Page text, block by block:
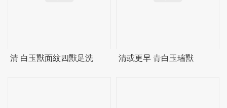
清 白玉獸面紋四獸足洗 清或更早 青白玉瑞獸